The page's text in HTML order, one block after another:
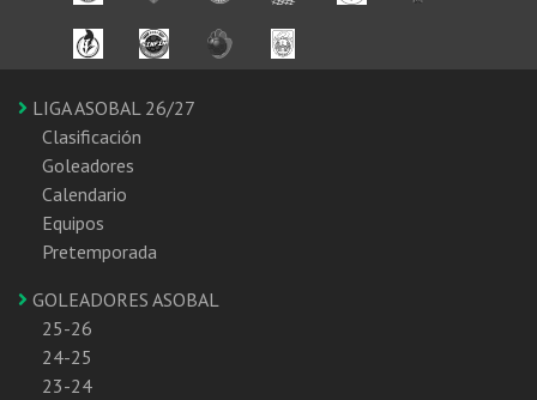
LIGA ASOBAL 26/27
Clasificación
Goleadores
Calendario
Equipos
Pretemporada
GOLEADORES ASOBAL
25-26
24-25
23-24